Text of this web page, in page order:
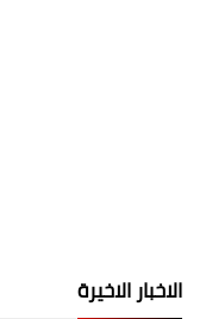
الاخبار الاخيرة